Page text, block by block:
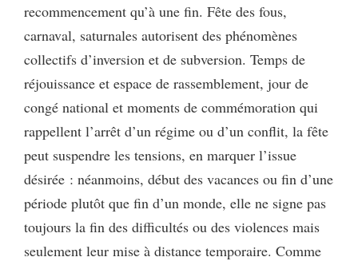
recommencement qu’à une fin. Fête des fous,
carnaval, saturnales autorisent des phénomènes
collectifs d’inversion et de subversion. Temps de
réjouissance et espace de rassemblement, jour de
congé national et moments de commémoration qui
rappellent l’arrêt d’un régime ou d’un conflit, la fête
peut suspendre les tensions, en marquer l’issue
désirée : néanmoins, début des vacances ou fin d’une
période plutôt que fin d’un monde, elle ne signe pas
toujours la fin des difficultés ou des violences mais
seulement leur mise à distance temporaire. Comme